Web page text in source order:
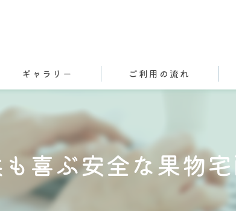
ギャラリー ご利用の流れ
喜ぶ安全な果物